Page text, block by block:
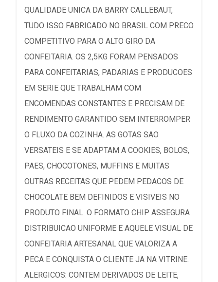
QUALIDADE UNICA DA BARRY CALLEBAUT,
TUDO ISSO FABRICADO NO BRASIL COM PRECO
COMPETITIVO PARA O ALTO GIRO DA
CONFEITARIA. OS 2,5KG FORAM PENSADOS
PARA CONFEITARIAS, PADARIAS E PRODUCOES
EM SERIE QUE TRABALHAM COM
ENCOMENDAS CONSTANTES E PRECISAM DE
RENDIMENTO GARANTIDO SEM INTERROMPER
O FLUXO DA COZINHA. AS GOTAS SAO
VERSATEIS E SE ADAPTAM A COOKIES, BOLOS,
PAES, CHOCOTONES, MUFFINS E MUITAS
OUTRAS RECEITAS QUE PEDEM PEDACOS DE
CHOCOLATE BEM DEFINIDOS E VISIVEIS NO
PRODUTO FINAL. O FORMATO CHIP ASSEGURA
DISTRIBUICAO UNIFORME E AQUELE VISUAL DE
CONFEITARIA ARTESANAL QUE VALORIZA A
PECA E CONQUISTA O CLIENTE JA NA VITRINE.
ALERGICOS: CONTEM DERIVADOS DE LEITE,